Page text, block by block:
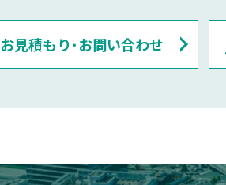
お見積もり･お問い合わせ